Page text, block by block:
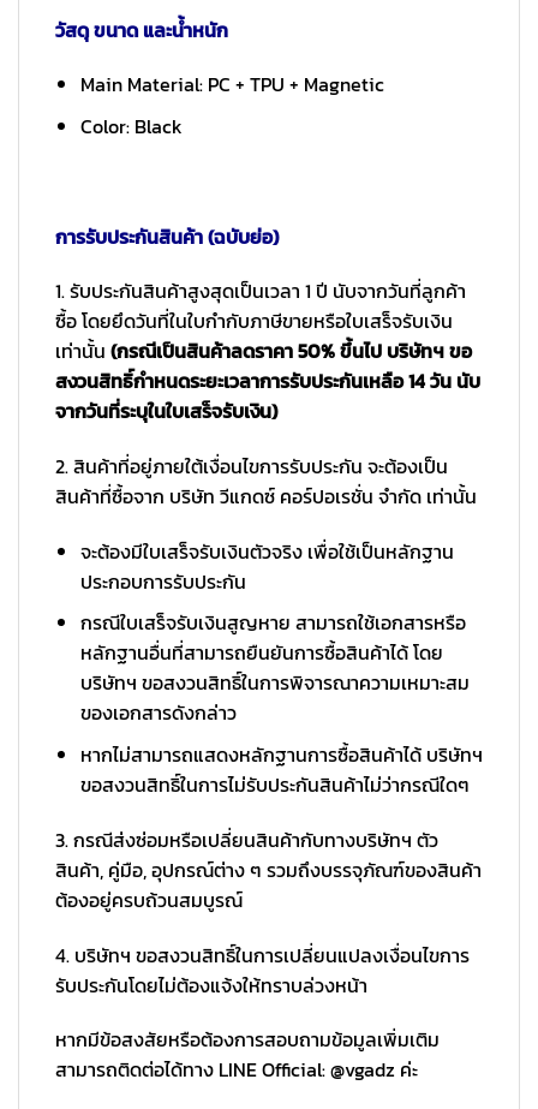
วัสดุ ขนาด และน้ำหนัก
Main Material: PC + TPU + Magnetic
Color: Black
การรับประกันสินค้า (ฉบับย่อ)
1. รับประกันสินค้าสูงสุดเป็นเวลา 1 ปี นับจากวันที่ลูกค้า
ซื้อ โดยยึดวันที่ในใบกำกับภาษีขายหรือใบเสร็จรับเงิน
เท่านั้น (กรณีเป็นสินค้าลดราคา 50% ขึ้นไป บริษัทฯ ขอ
สงวนสิทธิ์กำหนดระยะเวลาการรับประกันเหลือ 14 วัน นับ
จากวันที่ระบุในใบเสร็จรับเงิน)
2. สินค้าที่อยู่ภายใต้เงื่อนไขการรับประกัน จะต้องเป็น
สินค้าที่ซื้อจาก บริษัท วีแกดซ์ คอร์ปอเรชั่น จำกัด เท่านั้น
จะต้องมีใบเสร็จรับเงินตัวจริง เพื่อใช้เป็นหลักฐาน
ประกอบการรับประกัน
กรณีใบเสร็จรับเงินสูญหาย สามารถใช้เอกสารหรือ
หลักฐานอื่นที่สามารถยืนยันการซื้อสินค้าได้ โดย
บริษัทฯ ขอสงวนสิทธิ์ในการพิจารณาความเหมาะสม
ของเอกสารดังกล่าว
หากไม่สามารถแสดงหลักฐานการซื้อสินค้าได้ บริษัทฯ
ขอสงวนสิทธิ์ในการไม่รับประกันสินค้าไม่ว่ากรณีใดๆ
3. กรณีส่งซ่อมหรือเปลี่ยนสินค้ากับทางบริษัทฯ ตัว
สินค้า, คู่มือ, อุปกรณ์ต่าง ๆ รวมถึงบรรจุภัณฑ์ของสินค้า
ต้องอยู่ครบถ้วนสมบูรณ์
4. บริษัทฯ ขอสงวนสิทธิ์ในการเปลี่ยนแปลงเงื่อนไขการ
รับประกันโดยไม่ต้องแจ้งให้ทราบล่วงหน้า
หากมีข้อสงสัยหรือต้องการสอบถามข้อมูลเพิ่มเติม
สามารถติดต่อได้ทาง LINE Official: @vgadz ค่ะ